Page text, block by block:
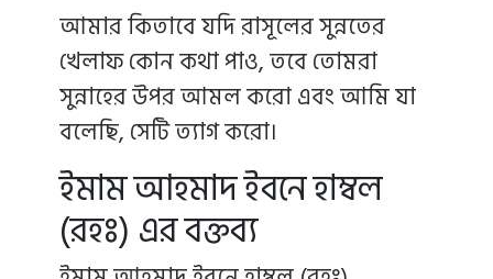
আমার কিতাবে যদি রাসূলের সুন্নতের
খেলাফ কোন কথা পাও, তবে তোমরা
সুন্নাহের উপর আমল করো এবং আমি যা
বলেছি, সেটি ত্যাগ করো।
ইমাম আহমাদ ইবনে হাম্বল
(রহঃ) এর বক্তব্য